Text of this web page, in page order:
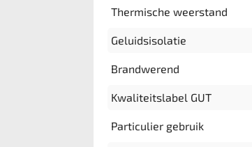
Thermische weerstand
Geluidsisolatie
Brandwerend
Kwaliteitslabel GUT
Particulier gebruik